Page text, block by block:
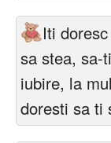
Iti
sa stea, sa-
iubire, la
doresti sa ti